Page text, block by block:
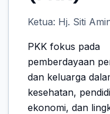
Ketua: Hj. Siti
PKK fokus pada
pemberdayaan
dan keluarga
kesehatan,
ekonomi, dan